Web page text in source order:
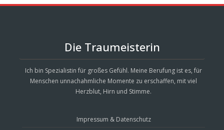
Die Traumeisterin
Ich bin Spezialistin für großes Gefühl. Meine Berufung ist es, für
Menschen unnachahmliche Momente zu erschaffen, mit viel
Herzblut, Hirn und Stimme.
Impressum & Datenschutz